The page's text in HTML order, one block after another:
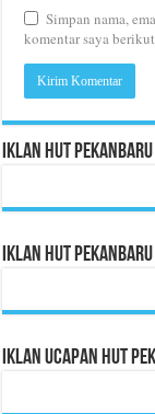
Simpan nama,
komentar saya
Iklan HUT
Iklan HUT
Iklan Ucapan HUT